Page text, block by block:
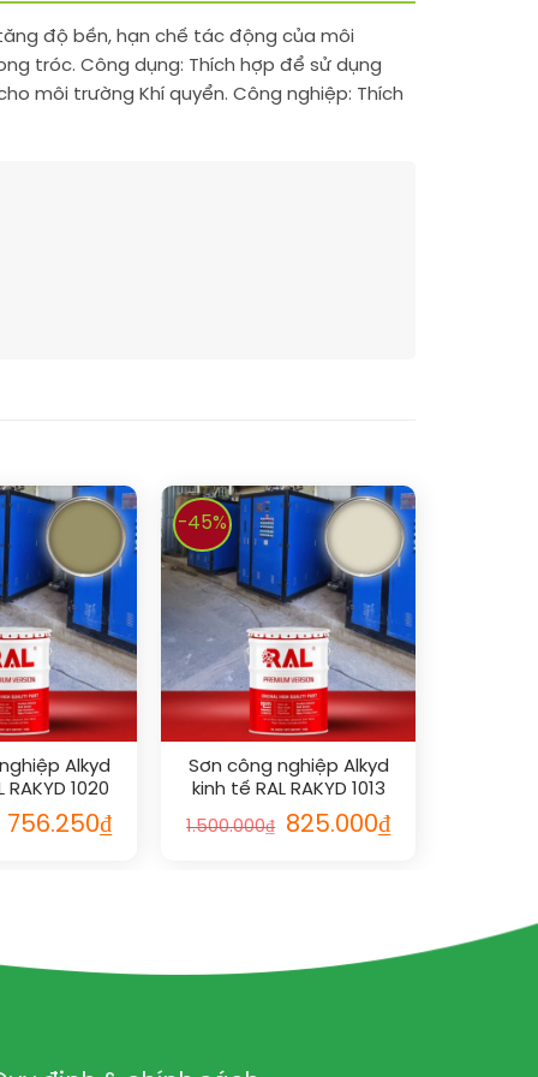
tăng độ bền, hạn chế tác động của môi
tróc. Công dụng: Thích hợp để sử dụng
môi trường Khí quyển. Công nghiệp: Thích
Alkyd
1020
756.250₫
-45%
Sơn công nghiệp Alkyd
kinh tế RAL RAKYD 1013
1.500.000₫ 825.000₫